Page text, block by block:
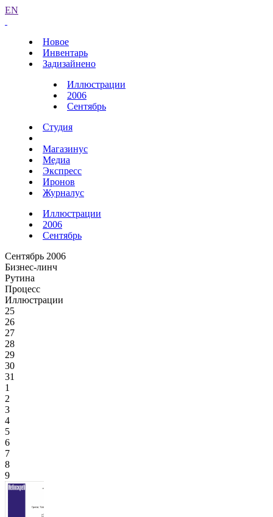
EN
Новое
Инвентарь
Задизайнено
Иллюстрации
2006
Сентябрь
Студия
Магазинус
Медиа
Экспресс
Иронов
Журналус
Иллюстрации
2006
Сентябрь
Сентябрь 2006
Бизнес-линч
Рутина
Процесс
Иллюстрации
25
26
27
28
29
30
31
1
2
3
4
5
6
7
8
9